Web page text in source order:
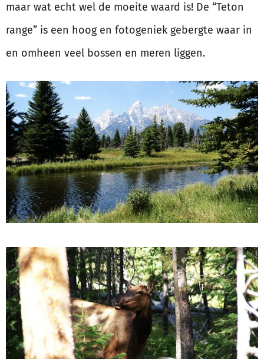
maar wat echt wel de moeite waard is! De “Teton
range” is een hoog en fotogeniek gebergte waar in
en omheen veel bossen en meren liggen.